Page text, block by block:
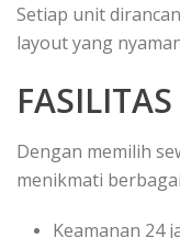
Setiap unit
layout yang
Dengan memilih
menikmati
Keamanan 24